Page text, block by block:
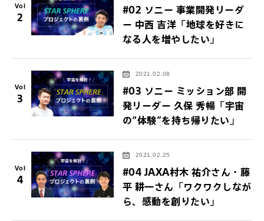
Vol
2
#02 ソニー 事業開発リーダ
ー 中西 吉洋「地球を好きに
なる人を増やしたい」
Vol
3
2021.02.08
#03 ソニー ミッション部 開
発リーダー 久保 秀暢「宇宙
の“体験”を持ち帰りたい」
Vol
4
2021.02.25
#04 JAXA村木 祐介さん・藤
平 耕一さん「ワクワクしなが
ら、感動を創りたい」